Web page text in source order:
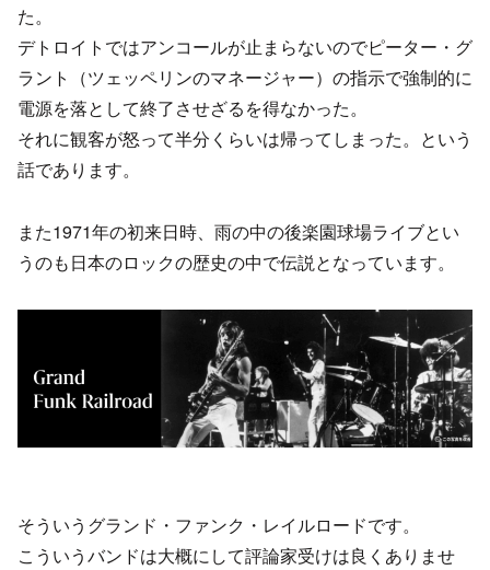
た。
デトロイトではアンコールが止まらないのでピーター・グ
ラント（ツェッペリンのマネージャー）の指示で強制的に
電源を落として終了させざるを得なかった。
それに観客が怒って半分くらいは帰ってしまった。という
話であります。
また1971年の初来日時、雨の中の後楽園球場ライブとい
うのも日本のロックの歴史の中で伝説となっています。
そういうグランド・ファンク・レイルロードです。
こういうバンドは大概にして評論家受けは良くありませ